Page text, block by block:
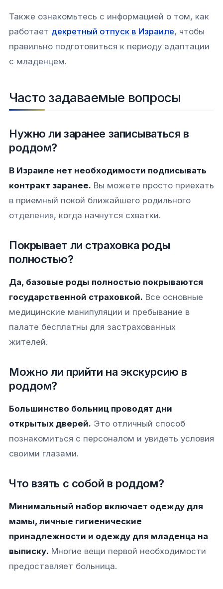
Также ознакомьтесь с информацией о том, как
работает декретный отпуск в Израиле, чтобы
правильно подготовиться к периоду адаптации
с младенцем.
Часто задаваемые вопросы
Нужно ли заранее записываться в
роддом?
В Израиле нет необходимости подписывать
контракт заранее. Вы можете просто приехать
в приемный покой ближайшего родильного
отделения, когда начнутся схватки.
Покрывает ли страховка роды
полностью?
Да, базовые роды полностью покрываются
государственной страховкой. Все основные
медицинские манипуляции и пребывание в
палате бесплатны для застрахованных
жителей.
Можно ли прийти на экскурсию в
роддом?
Большинство больниц проводят дни
открытых дверей. Это отличный способ
познакомиться с персоналом и увидеть условия
своими глазами.
Что взять с собой в роддом?
Минимальный набор включает одежду для
мамы, личные гигиенические
принадлежности и одежду для младенца на
выписку. Многие вещи первой необходимости
предоставляет больница.